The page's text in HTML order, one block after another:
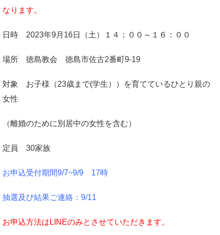
なります。
日時 2023年9月16日（土）１４：００～１６：００
場所 徳島教会 徳島市佐古2番町9-19
対象 お子様（23歳まで(学生））を育てているひとり親の
女性
（離婚のために別居中の女性を含む）
定員 30家族
お申込受付期間9/7~9/9 17時
抽選及び結果ご連絡：9/11
お申込方法はLINEのみとさせていただきます。